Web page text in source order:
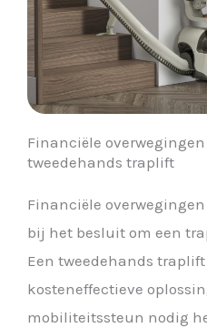
Financiële
tweedehands traplift
Financiële
bij het besluit om een
Een tweedehands
kosteneffectieve
mobiliteitssteun nodig